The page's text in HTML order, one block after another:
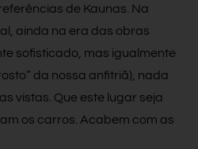
de Kaunas. Na
ainda na era das obras
sofisticado, mas igualmente
da nossa anfitriã), nada
vistas. Que este lugar seja
os carros. Acabem com as